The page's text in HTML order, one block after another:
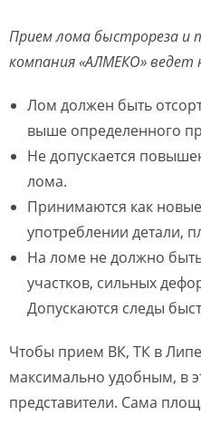
Прием лома быстрореза и
компания «АЛМЕКО» ведет
Лом должен быть
выше определенного
Не допускается
лома.
Принимаются как
употреблении детали,
На ломе не должно
участков, сильных
Допускаются следы
Чтобы прием ВК, ТК в
максимально удобным, в
представители. Сама